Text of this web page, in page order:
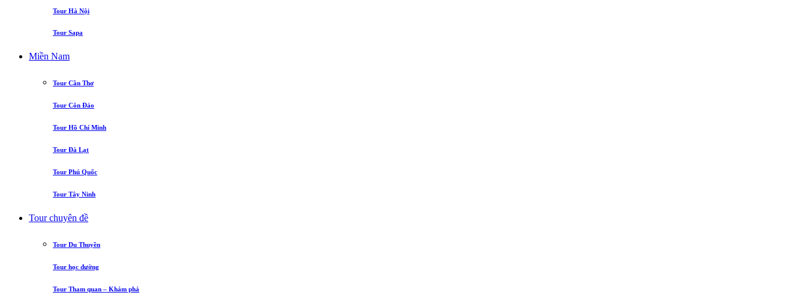
Tour Hà Nội
Tour Sapa
Miền Nam
Tour Cần Thơ
Tour Côn Đảo
Tour Hồ Chí Minh
Tour Đà Lạt
Tour Phú Quốc
Tour Tây Ninh
Tour chuyên đề
Tour Du Thuyền
Tour học đường
Tour Tham quan – Khám phá